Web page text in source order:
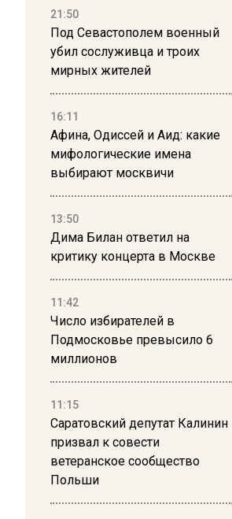
21:50
Под Севастополем военный
убил сослуживца и троих
мирных жителей
16:11
Афина, Одиссей и Аид: какие
мифологические имена
выбирают москвичи
13:50
Дима Билан ответил на
критику концерта в Москве
11:42
Число избирателей в
Подмосковье превысило 6
миллионов
11:15
Саратовский депутат Калинин
призвал к совести
ветеранское сообщество
Польши